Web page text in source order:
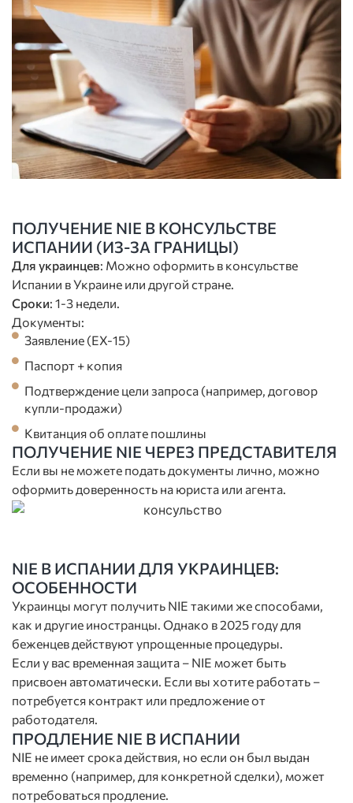
ПОЛУЧЕНИЕ NIE В КОНСУЛЬСТВЕ
ИСПАНИИ (ИЗ-ЗА ГРАНИЦЫ)
Для украинцев: Можно оформить в консульстве
Испании в Украине или другой стране.
Сроки: 1-3 недели.
Документы:
Заявление (EX-15)
Паспорт + копия
Подтверждение цели запроса (например, договор
купли-продажи)
Квитанция об оплате пошлины
ПОЛУЧЕНИЕ NIE ЧЕРЕЗ ПРЕДСТАВИТЕЛЯ
Если вы не можете подать документы лично, можно
оформить доверенность на юриста или агента.
NIE В ИСПАНИИ ДЛЯ УКРАИНЦЕВ:
ОСОБЕННОСТИ
Украинцы могут получить NIE такими же способами,
как и другие иностранцы. Однако в 2025 году для
беженцев действуют упрощенные процедуры.
Если у вас временная защита – NIE может быть
присвоен автоматически. Если вы хотите работать –
потребуется контракт или предложение от
работодателя.
ПРОДЛЕНИЕ NIE В ИСПАНИИ
NIE не имеет срока действия, но если он был выдан
временно (например, для конкретной сделки), может
потребоваться продление.